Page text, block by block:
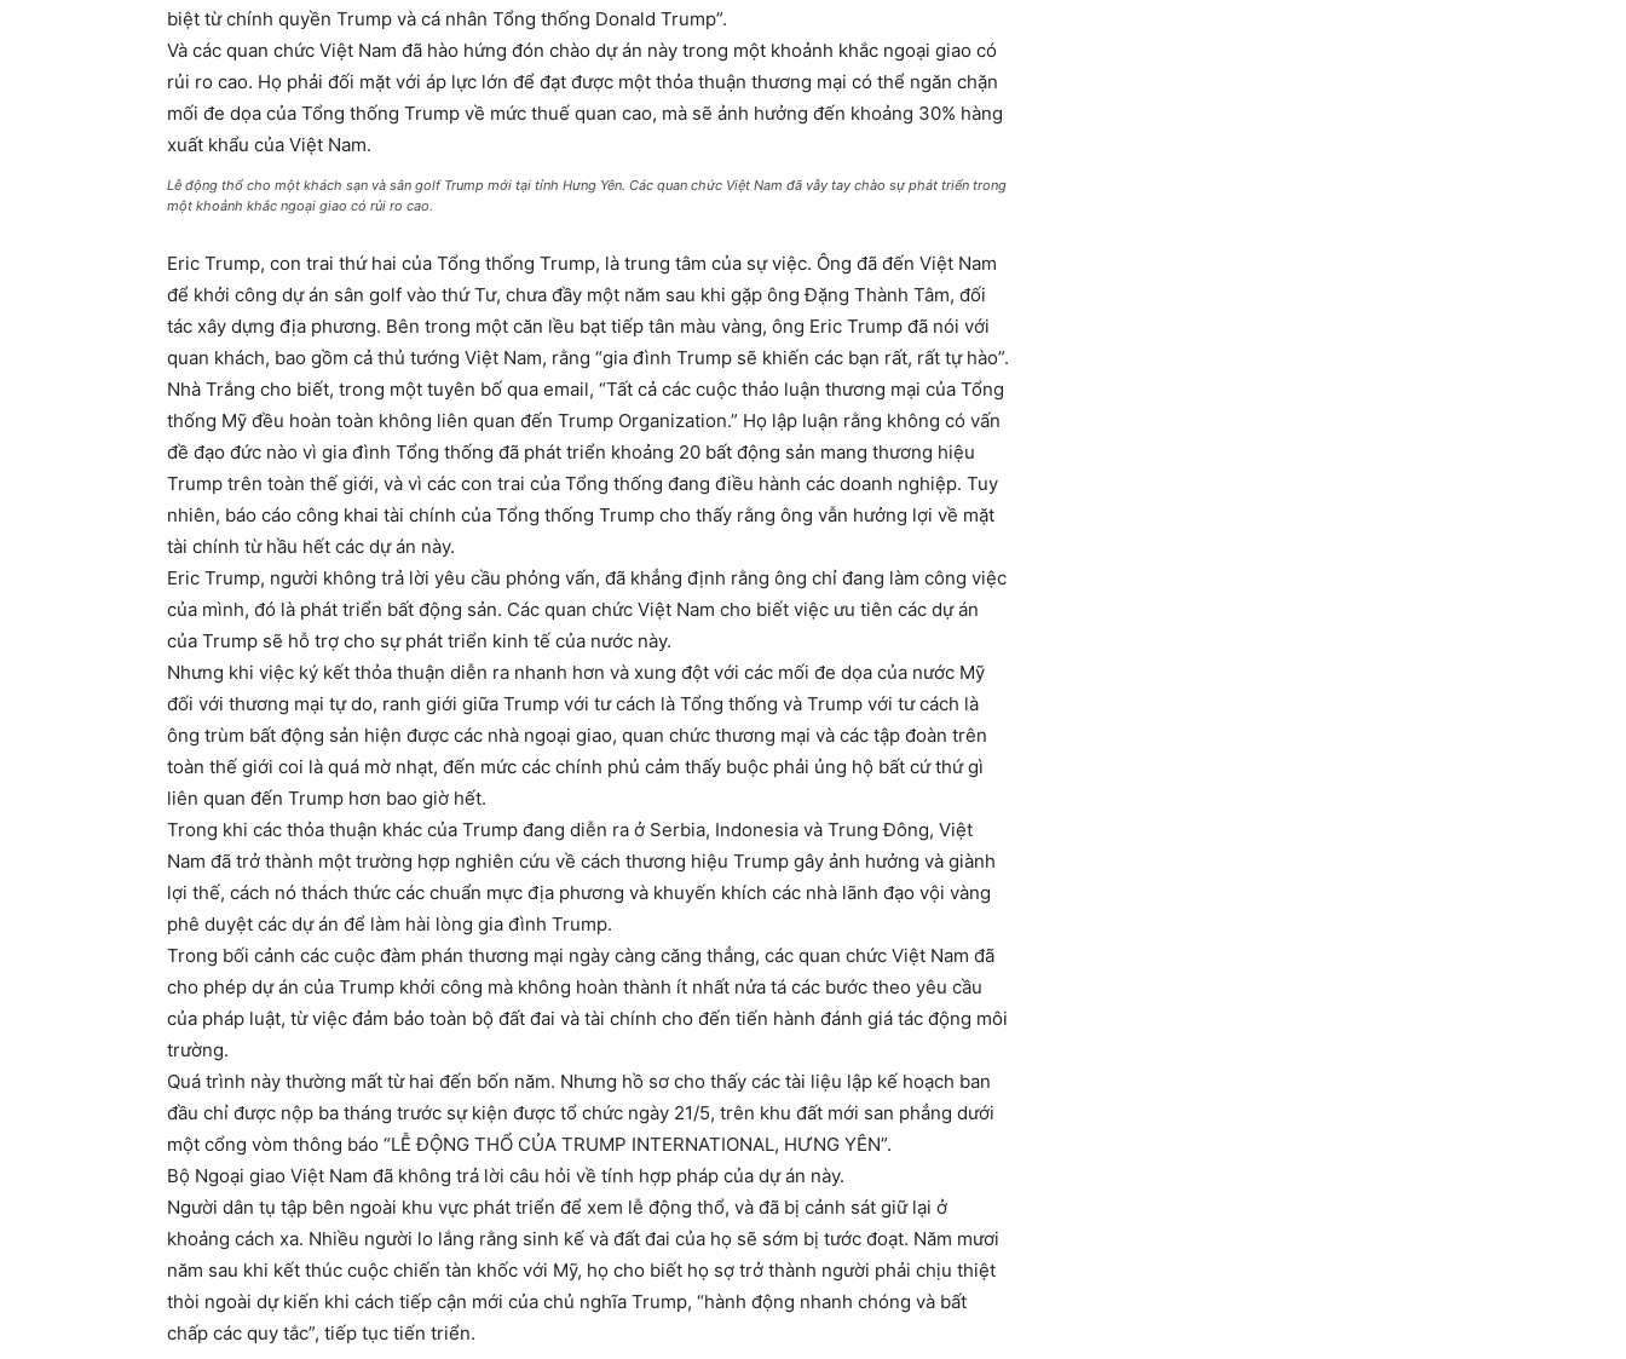
biệt từ chính quyền Trump và cá nhân Tổng thống Donald Trump”.
Và các quan chức Việt Nam đã hào hứng đón chào dự án này trong một khoảnh khắc ngoại giao có
rủi ro cao. Họ phải đối mặt với áp lực lớn để đạt được một thỏa thuận thương mại có thể ngăn chặn
mối đe dọa của Tổng thống Trump về mức thuế quan cao, mà sẽ ảnh hưởng đến khoảng 30% hàng
xuất khẩu của Việt Nam.
Lễ động thổ cho một khách sạn và sân golf Trump mới tại tỉnh Hưng Yên. Các quan chức Việt Nam đã vẫy tay chào sự phát triển trong
một khoảnh khắc ngoại giao có rủi ro cao.
Eric Trump, con trai thứ hai của Tổng thống Trump, là trung tâm của sự việc. Ông đã đến Việt Nam
để khởi công dự án sân golf vào thứ Tư, chưa đầy một năm sau khi gặp ông Đặng Thành Tâm, đối
tác xây dựng địa phương. Bên trong một căn lều bạt tiếp tân màu vàng, ông Eric Trump đã nói với
quan khách, bao gồm cả thủ tướng Việt Nam, rằng “gia đình Trump sẽ khiến các bạn rất, rất tự hào”.
Nhà Trắng cho biết, trong một tuyên bố qua email, “Tất cả các cuộc thảo luận thương mại của Tổng
thống Mỹ đều hoàn toàn không liên quan đến Trump Organization.” Họ lập luận rằng không có vấn
đề đạo đức nào vì gia đình Tổng thống đã phát triển khoảng 20 bất động sản mang thương hiệu
Trump trên toàn thế giới, và vì các con trai của Tổng thống đang điều hành các doanh nghiệp. Tuy
nhiên, báo cáo công khai tài chính của Tổng thống Trump cho thấy rằng ông vẫn hưởng lợi về mặt
tài chính từ hầu hết các dự án này.
Eric Trump, người không trả lời yêu cầu phỏng vấn, đã khẳng định rằng ông chỉ đang làm công việc
của mình, đó là phát triển bất động sản. Các quan chức Việt Nam cho biết việc ưu tiên các dự án
của Trump sẽ hỗ trợ cho sự phát triển kinh tế của nước này.
Nhưng khi việc ký kết thỏa thuận diễn ra nhanh hơn và xung đột với các mối đe dọa của nước Mỹ
đối với thương mại tự do, ranh giới giữa Trump với tư cách là Tổng thống và Trump với tư cách là
ông trùm bất động sản hiện được các nhà ngoại giao, quan chức thương mại và các tập đoàn trên
toàn thế giới coi là quá mờ nhạt, đến mức các chính phủ cảm thấy buộc phải ủng hộ bất cứ thứ gì
liên quan đến Trump hơn bao giờ hết.
Trong khi các thỏa thuận khác của Trump đang diễn ra ở Serbia, Indonesia và Trung Đông, Việt
Nam đã trở thành một trường hợp nghiên cứu về cách thương hiệu Trump gây ảnh hưởng và giành
lợi thế, cách nó thách thức các chuẩn mực địa phương và khuyến khích các nhà lãnh đạo vội vàng
phê duyệt các dự án để làm hài lòng gia đình Trump.
Trong bối cảnh các cuộc đàm phán thương mại ngày càng căng thẳng, các quan chức Việt Nam đã
cho phép dự án của Trump khởi công mà không hoàn thành ít nhất nửa tá các bước theo yêu cầu
của pháp luật, từ việc đảm bảo toàn bộ đất đai và tài chính cho đến tiến hành đánh giá tác động môi
trường.
Quá trình này thường mất từ hai đến bốn năm. Nhưng hồ sơ cho thấy các tài liệu lập kế hoạch ban
đầu chỉ được nộp ba tháng trước sự kiện được tổ chức ngày 21/5, trên khu đất mới san phẳng dưới
một cổng vòm thông báo “LỄ ĐỘNG THỔ CỦA TRUMP INTERNATIONAL, HƯNG YÊN”.
Bộ Ngoại giao Việt Nam đã không trả lời câu hỏi về tính hợp pháp của dự án này.
Người dân tụ tập bên ngoài khu vực phát triển để xem lễ động thổ, và đã bị cảnh sát giữ lại ở
khoảng cách xa. Nhiều người lo lắng rằng sinh kế và đất đai của họ sẽ sớm bị tước đoạt. Năm mươi
năm sau khi kết thúc cuộc chiến tàn khốc với Mỹ, họ cho biết họ sợ trở thành người phải chịu thiệt
thòi ngoài dự kiến khi cách tiếp cận mới của chủ nghĩa Trump, “hành động nhanh chóng và bất
chấp các quy tắc”, tiếp tục tiến triển.